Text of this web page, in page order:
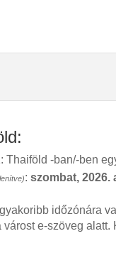
Thaiföld -ban/-ben
: szombat, 2026.
időzónára
e-szöveg alatt.